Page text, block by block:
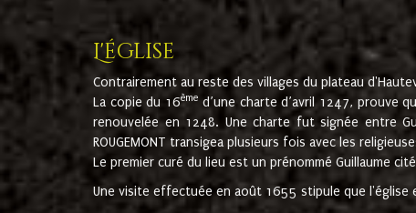
L'église
Contrairement au reste des villages du plateau
La copie du 16ème d’une charte d’avril 1247, prouve
renouvelée en 1248. Une charte fut signée entre
ROUGEMONT transigea plusieurs fois avec les
Le premier curé du lieu est un prénommé Guillaume
Une visite effectuée en août 1655 stipule que l'église